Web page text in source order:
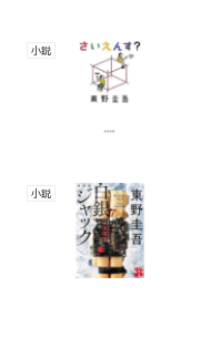
小説
小説